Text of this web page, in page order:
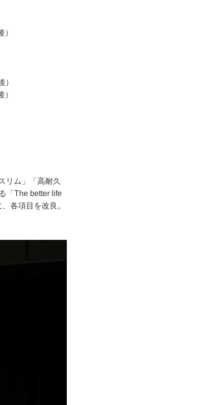
リム」「高耐久
「The better life
各項目を改良。